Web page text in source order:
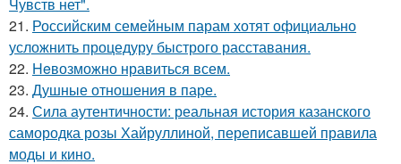
21. Российским семейным парам хотят официально
усложнить процедуру быстрого расставания.
22. Heвозможно нравиться всем.
23. Душные отношения в паре.
24. Сила аутентичности: реальная история казанского
самородка розы Хайруллиной, переписавшей правила
моды и кино.